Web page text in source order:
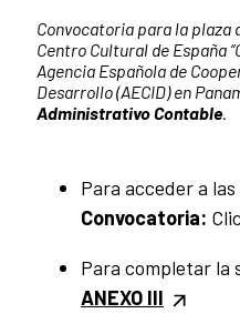
Convocatoria para la plaza
Centro Cultural de España
Agencia Española de
Desarrollo (AECID) en
Administrativo Contable.
Para acceder a las
Convocatoria:
Para completar la
ANEXO III